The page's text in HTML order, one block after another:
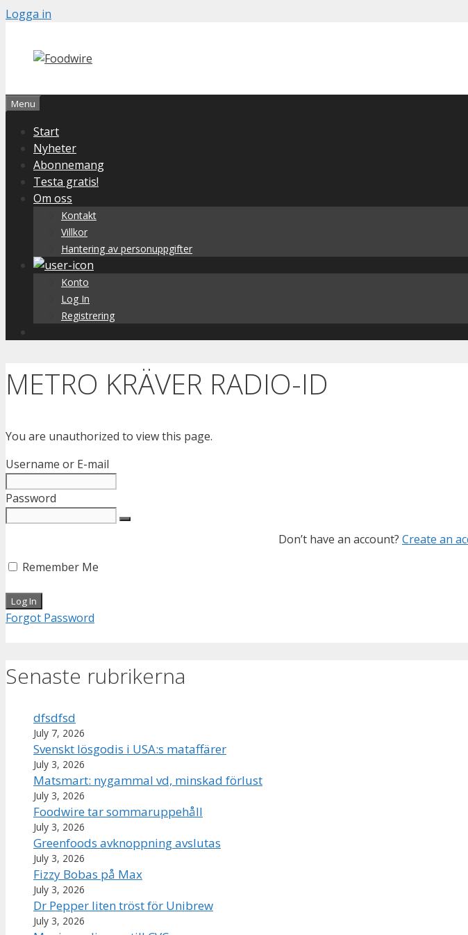
Skip
content
Logga in
Menu
Start
Nyheter
Abonnemang
Testa gratis!
Om oss
Kontakt
Villkor
Hantering av personuppgifter
Konto
Log In
Registrering
METRO KRÄVER RADIO-ID
You are unauthorized to view this page.
Username or E-mail
Password
Don’t have an account? Create an
Remember Me
Forgot Password
Senaste rubrikerna
dfsdfsd
July 7, 2026
Svenskt lösgodis i USA:s mataffärer
July 3, 2026
Matsmart: nygammal vd, minskad förlust
July 3, 2026
Foodwire tar sommaruppehåll
July 3, 2026
Greenfoods avknoppning avslutas
July 3, 2026
Fizzy Bobas på Max
July 3, 2026
Dr Pepper liten tröst för Unibrew
July 3, 2026